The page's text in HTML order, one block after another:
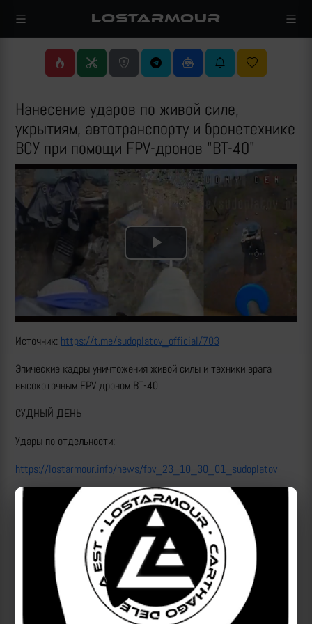
LOSTARMOUR
Нанесение ударов по живой силе,
укрытиям, автотранспорту и бронетехнике
ВСУ при помощи FPV-дронов "ВТ-40"
Play
Video
Источник: https://t.me/sudoplatov_official/703
Эпические кадры уничтожения живой силы и техники врага
высокоточным FPV дроном ВТ-40
СУДНЫЙ ДЕНЬ
Удары по отдельности:
https://lostarmour.info/news/fpv_23_10_30_01_sudoplatov
https://lostarmour.info/news/fpv_23_10_30_02_sudoplatov
https://lostarmour.info/news/fpv_23_10_30_03_sudoplatov
https://lostarmour.info/news/fpv_23_10_30_04_sudoplatov
https://lostarmour.info/news/fpv_23_10_30_05_sudoplatov
https://lostarmour.info/news/fpv_23_10_30_06_sudoplatov